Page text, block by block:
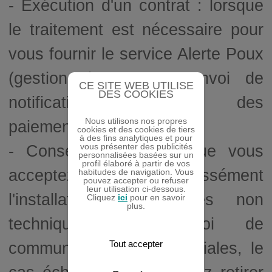
- Exécution d'un contrat : lorsque
le traitement est nécessaire pour
vous fournir le service Alerte Poux
(gestion du compte, envoi de
notifications, gestion des
paiements).
- Consentement : lorsque vous
acceptez expressément
l'installation de cookies non
techniques ou l'envoi de
communications commerciales, le
CE SITE WEB UTILISE
DES COOKIES
Nous utilisons nos propres
cookies et des cookies de tiers
à des fins analytiques et pour
vous présenter des publicités
personnalisées basées sur un
profil élaboré à partir de vos
habitudes de navigation. Vous
pouvez accepter ou refuser
leur utilisation ci-dessous.
Cliquez ici pour en savoir
plus.
Tout accepter